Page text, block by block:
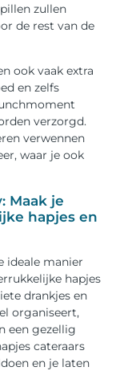
zullen
de rest van de
ook vaak extra
en zelfs
verzorgd.
verwennen
waar je ook
Maak je
hapjes en
ideale manier
hapjes
drankjes en
organiseert,
een gezellig
cateraars
en je laten